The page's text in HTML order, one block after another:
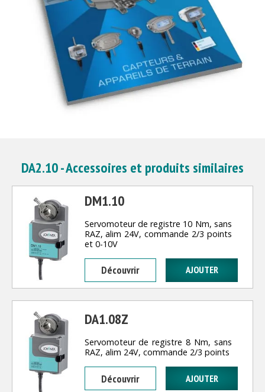
DA2.10 - Accessoires et produits similaires
DM1.10
Servomoteur de registre 10 Nm, sans
RAZ, alim 24V, commande 2/3 points
et 0-10V
Découvrir
DA1.08Z
Servomoteur de registre 8 Nm, sans
RAZ, alim 24V, commande 2/3 points
Découvrir